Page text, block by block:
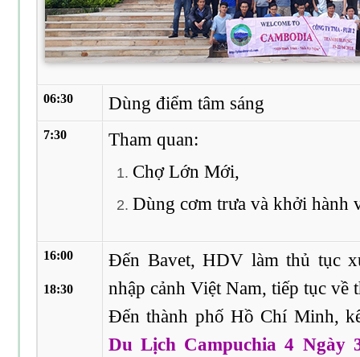
06:30 Dùng điểm tâm sáng
7:30
Tham quan:
Chợ Lớn Mới,
Dùng cơm trưa và khởi hành
16:00
18:30
Đến Bavet, HDV làm thủ tục
nhập cảnh Việt Nam, tiếp tục về
Đến thành phố Hồ Chí Minh,
Du Lịch Campuchia 4 Ngày